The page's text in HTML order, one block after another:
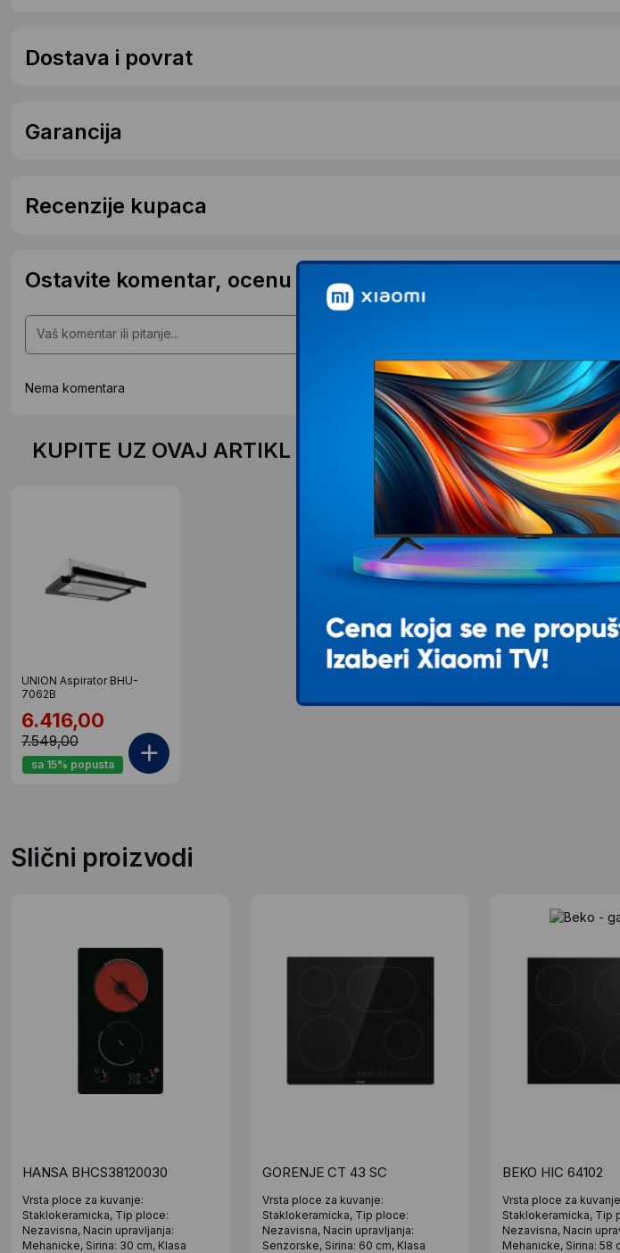
Dostava i povrat
Garancija
Recenzije kupaca
Ostavite komentar, ocenu ili postavite pitanje
Nema komentara
KUPITE UZ OVAJ ARTIKL PO SPECIJALNOJ CENI
UNION Aspirator BHU-
7062B
6.416,00
7.549,00
sa 15% popusta
Slični proizvodi
HANSA BHCS38120030
Vrsta ploce za kuvanje:
Staklokeramicka, Tip ploce:
Nezavisna, Nacin upravljanja:
Mehanicke, Sirina: 30 cm, Klasa
GORENJE CT 43 SC
Vrsta ploce za kuvanje:
Staklokeramicka, Tip ploce:
Nezavisna, Nacin upravljanja:
Senzorske, Sirina: 60 cm, Klasa
BEKO HIC 64102
Vrsta ploce za
Staklokeramicka, Tip
Nezavisna, Nacin
Mehanicke, Sirina: 58